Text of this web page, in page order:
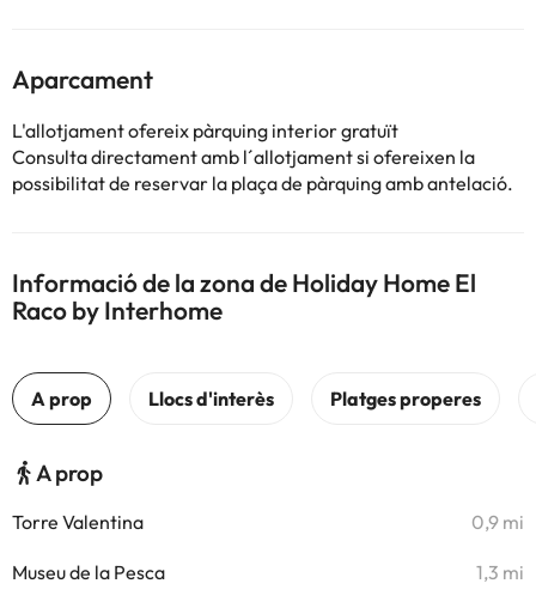
Aparcament
L'allotjament ofereix pàrquing interior gratuït
Consulta directament amb l´allotjament si ofereixen la
possibilitat de reservar la plaça de pàrquing amb antelació.
Informació de la zona de Holiday Home El
Raco by Interhome
A prop
Torre Valentina 0,9 mi
Museu de la Pesca 1,3 mi